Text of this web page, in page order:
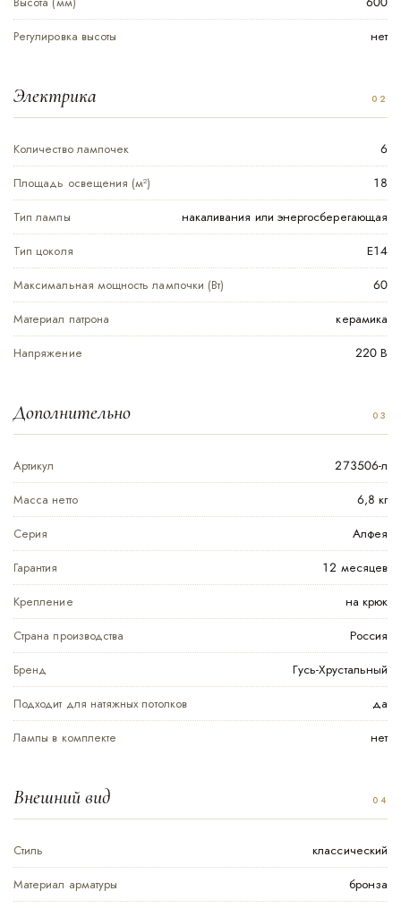
Регулировка высоты
нет
Электрика
Количество лампочек
6
Площадь освещения (м²)
18
Тип лампы
накаливания или энергосберегающая
Тип цоколя
Е14
Максимальная мощность лампочки (Вт)
60
Материал патрона
керамика
Напряжение
220 В
Дополнительно
Артикул
273506-л
Масса нетто
6,8 кг
Серия
Алфея
Гарантия
12 месяцев
Крепление
на крюк
Страна производства
Россия
Бренд
Гусь-Хрустальный
Подходит для натяжных потолков
да
Лампы в комплекте
нет
Внешний вид
Стиль
классический
Материал арматуры
бронза